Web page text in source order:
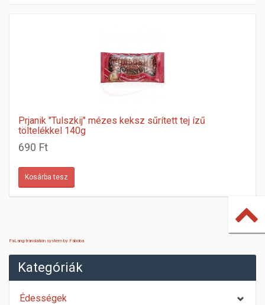
Prjanik "Tulszkij" mézes keksz sűrített tej ízű
töltelékkel 140g
690 Ft
FaLang translation system by Faboba
Kategóriák
Édességek